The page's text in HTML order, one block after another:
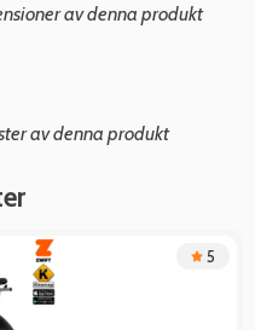
av denna produkt
av denna produkt
5